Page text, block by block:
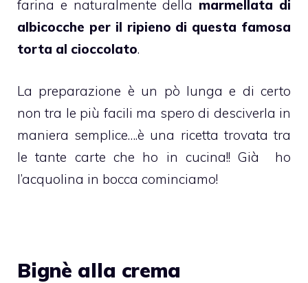
farina e naturalmente della marmellata di
albicocche per il ripieno di questa famosa
torta al cioccolato.
La preparazione è un pò lunga e di certo
non tra le più facili ma spero di desciverla in
maniera semplice….è una ricetta trovata tra
le tante carte che ho in cucina!! Già ho
l’acquolina in bocca cominciamo!
Bignè alla crema